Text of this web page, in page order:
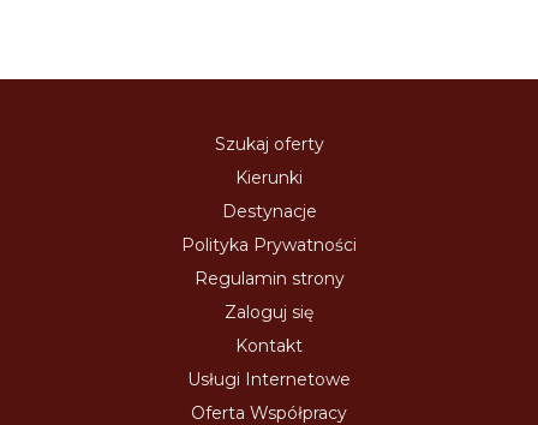
Szukaj oferty
Kierunki
Destynacje
Polityka Prywatności
Regulamin strony
Zaloguj się
Kontakt
Usługi Internetowe
Oferta Współpracy